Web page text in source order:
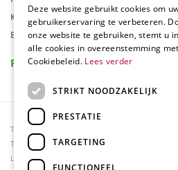
Klantenkaart
Blog
Reviews
Tuincentrum Borghuis
Tuinmeubels
Loungesets
Deze website gebruikt cookies om
gebruikerservaring te verbeteren.
onze website te gebruiken, stemt u
alle cookies in overeenstemming
Cookiebeleid. Lees verder
STRIKT NOODZAKELIJK
PRESTATIE
TARGETING
FUNCTIONEEL